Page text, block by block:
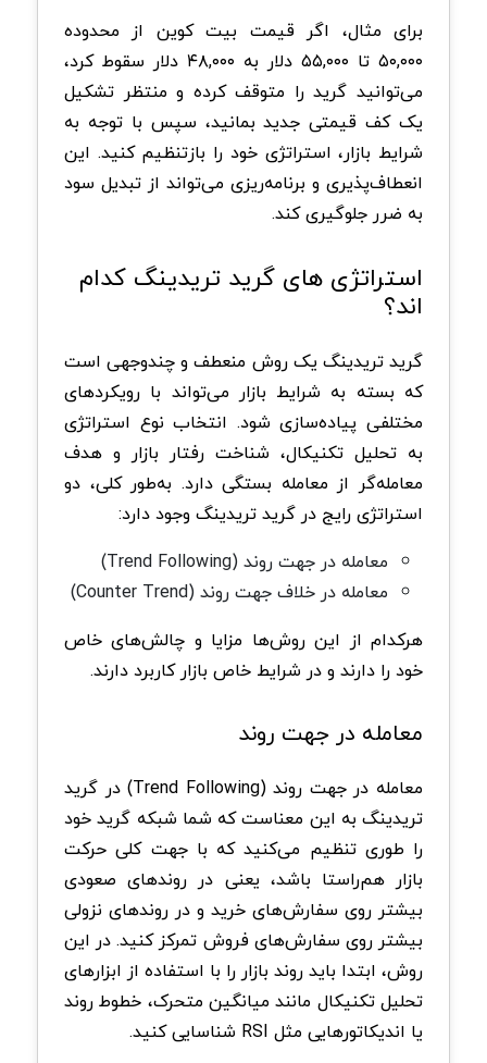
برای مثال، اگر قیمت بیت کوین از محدوده
۵۰,۰۰۰ تا ۵۵,۰۰۰ دلار به ۴۸,۰۰۰ دلار سقوط کرد،
می‌توانید گرید را متوقف کرده و منتظر تشکیل
یک کف قیمتی جدید بمانید، سپس با توجه به
شرایط بازار، استراتژی خود را بازتنظیم کنید. این
انعطاف‌پذیری و برنامه‌ریزی می‌تواند از تبدیل سود
به ضرر جلوگیری کند.
استراتژی های گرید تریدینگ کدام
اند؟
گرید تریدینگ یک روش منعطف و چندوجهی است
که بسته به شرایط بازار می‌تواند با رویکردهای
مختلفی پیاده‌سازی شود. انتخاب نوع استراتژی
به تحلیل تکنیکال، شناخت رفتار بازار و هدف
معامله‌گر از معامله بستگی دارد. به‌طور کلی، دو
استراتژی رایج در گرید تریدینگ وجود دارد:
معامله در جهت روند (Trend Following)
معامله در خلاف جهت روند (Counter Trend)
هرکدام از این روش‌ها مزایا و چالش‌های خاص
خود را دارند و در شرایط خاص بازار کاربرد دارند.
معامله در جهت روند
معامله در جهت روند (Trend Following) در گرید
تریدینگ به این معناست که شما شبکه گرید خود
را طوری تنظیم می‌کنید که با جهت کلی حرکت
بازار هم‌راستا باشد، یعنی در روندهای صعودی
بیشتر روی سفارش‌های خرید و در روندهای نزولی
بیشتر روی سفارش‌های فروش تمرکز کنید. در این
روش، ابتدا باید روند بازار را با استفاده از ابزارهای
تحلیل تکنیکال مانند میانگین متحرک، خطوط روند
یا اندیکاتورهایی مثل RSI شناسایی کنید.